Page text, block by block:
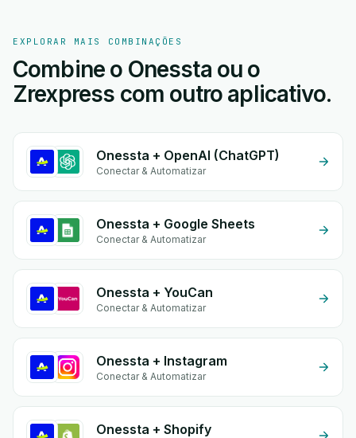
EXPLORAR MAIS COMBINAÇÕES
Combine o Onessta ou o
Zrexpress com outro aplicativo.
Onessta + OpenAI (ChatGPT)
Conectar & Automatizar
Onessta + Google Sheets
Conectar & Automatizar
Onessta + YouCan
Conectar & Automatizar
Onessta + Instagram
Conectar & Automatizar
Onessta + Shopify